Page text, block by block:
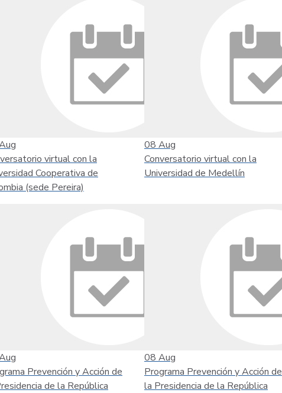
virtual con la
Cooperativa de
(sede Pereira)
08 Aug
Conversatorio virtual con la
Universidad de Medellín
Prevención y Acción de
de la República
08 Aug
Programa Prevención y Acción de
la Presidencia de la República